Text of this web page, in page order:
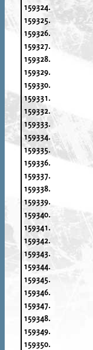
159324.
159325.
159326.
159327.
159328.
159329.
159330.
159331.
159332.
159333.
159334.
159335.
159336.
159337.
159338.
159339.
159340.
159341.
159342.
159343.
159344.
159345.
159346.
159347.
159348.
159349.
159350.